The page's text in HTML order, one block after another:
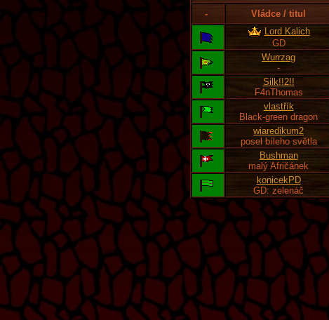
- Vládce / titul
Lord Kalich
GD
Wurrzag
-
Silk!!2!!
F4nThomas
vlastřík
Black-green dragon
wiaredikum2
posel bíleho světla
Bushman
malý Afričánek
konicekPD
GD: zelenáč